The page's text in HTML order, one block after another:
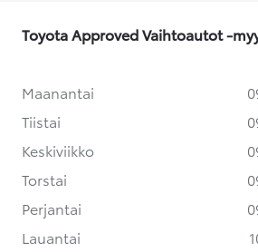
Toyota Approved Vaihtoautot -
Maanantai
Tiistai
Keskiviikko
Torstai
Perjantai
Lauantai